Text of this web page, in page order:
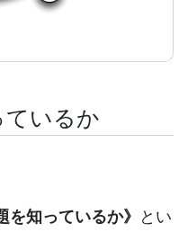
いるか
を知っているか》 とい